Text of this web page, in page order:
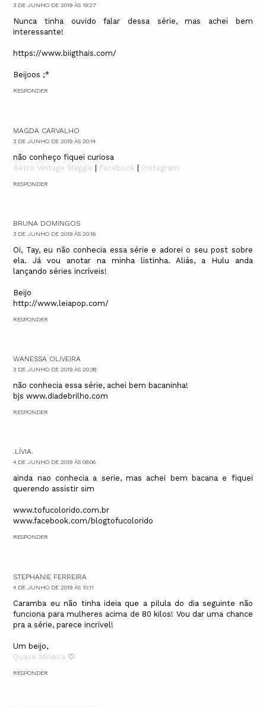
3 DE JUNHO DE 2019 ÀS 19:27
Nunca tinha ouvido falar dessa série, mas achei bem
interessante!
https://www.biigthais.com/
Beijoos ;*
RESPONDER
MAGDA CARVALHO
3 DE JUNHO DE 2019 ÀS 20:14
não conheço fiquei curiosa
Rêtro Vintage Maggie | Facebook | Instagram
RESPONDER
BRUNA DOMINGOS
3 DE JUNHO DE 2019 ÀS 20:16
Oi, Tay, eu não conhecia essa série e adorei o seu post sobre
ela. Já vou anotar na minha listinha. Aliás, a Hulu anda
lançando séries incríveis!
Beijo
http://www.leiapop.com/
RESPONDER
WANESSA OLIVEIRA
3 DE JUNHO DE 2019 ÀS 20:38
não conhecia essa série, achei bem bacaninha!
bjs www.diadebrilho.com
RESPONDER
.LÍVIA.
4 DE JUNHO DE 2019 ÀS 09:06
ainda nao conhecia a serie, mas achei bem bacana e fiquei
querendo assistir sim
www.tofucolorido.com.br
www.facebook.com/blogtofucolorido
RESPONDER
STEPHANIE FERREIRA
4 DE JUNHO DE 2019 ÀS 10:11
Caramba eu não tinha ideia que a pilula do dia seguinte não
funciona para mulheres acima de 80 kilos! Vou dar uma chance
pra a série, parece incrível!
Um beijo,
Quase Mineira ♡
RESPONDER